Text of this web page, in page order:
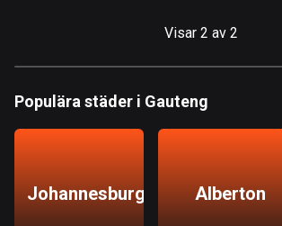
Bhutan
Bolivia
Bosnien och Hercegovina
Visar 2 av 2
Populära städer i Gauteng
Johannesburg Alberton